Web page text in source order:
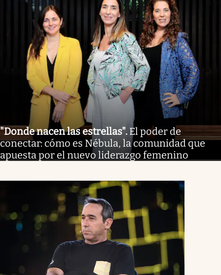
"Donde nacen las estrellas". El poder de
conectar: cómo es Nébula, la comunidad que
apuesta por el nuevo liderazgo femenino